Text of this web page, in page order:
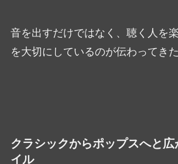
音を出すだけではなく、聴く人を
を大切にしているのが伝わってきた
クラシックからポップスへと広
イル